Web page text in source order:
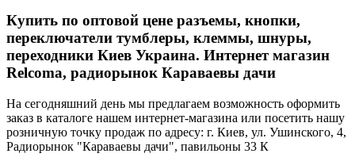
Купить по оптовой цене разъемы, кнопки,
переключатели тумблеры, клеммы, шнуры,
переходники Киев Украина. Интернет магазин
Relcoma, радиорынок Караваевы дачи
На сегодняшний день мы предлагаем возможность оформить
заказ в каталоге нашем интернет-магазина или посетить нашу
розничную точку продаж по адресу: г. Киев, ул. Ушинского, 4,
Радиорынок "Караваевы дачи", павильоны 33 К